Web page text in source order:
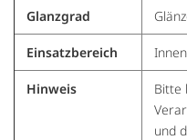
Glanzgrad
Einsatzbereich
Hinweis
Bitte
und